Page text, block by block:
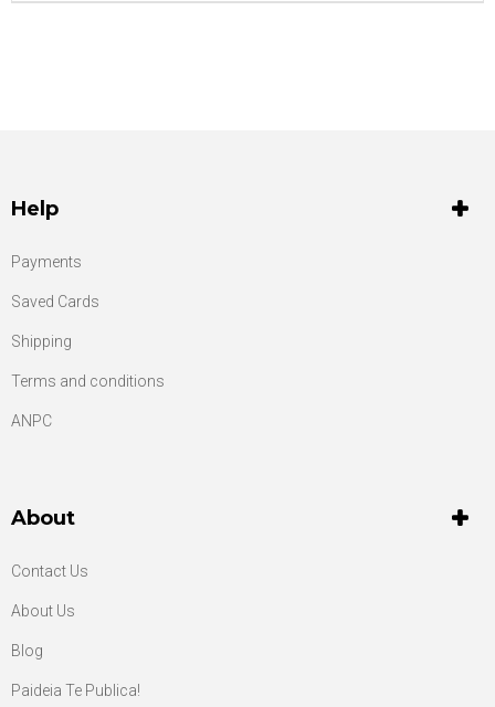
Help
Payments
Saved Cards
Shipping
Terms and conditions
ANPC
About
Contact Us
About Us
Blog
Paideia Te Publica!